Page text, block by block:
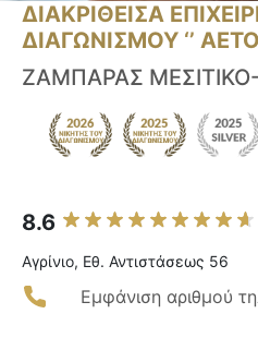
ΔΙΑΚΡΙΘΕΙΣΑ
ΔΙΑΓΩΝΙΣΜΟΥ ‘’ ΑΕΤΟΙ
ΖΑΜΠΑΡΑΣ
8.6
Αγρίνιο, Εθ. Αντιστάσεως 56
Εμφάνιση αριθμού